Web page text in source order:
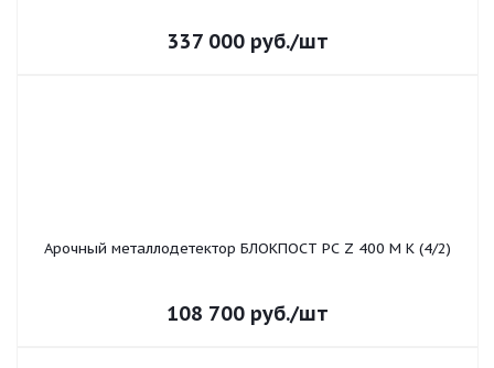
337 000руб./шт
Арочный металлодетектор БЛОКПОСТ PC Z 400 M K (4/2)
108 700 руб./шт